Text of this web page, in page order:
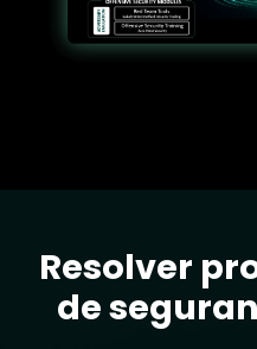
Text
Resolver
de